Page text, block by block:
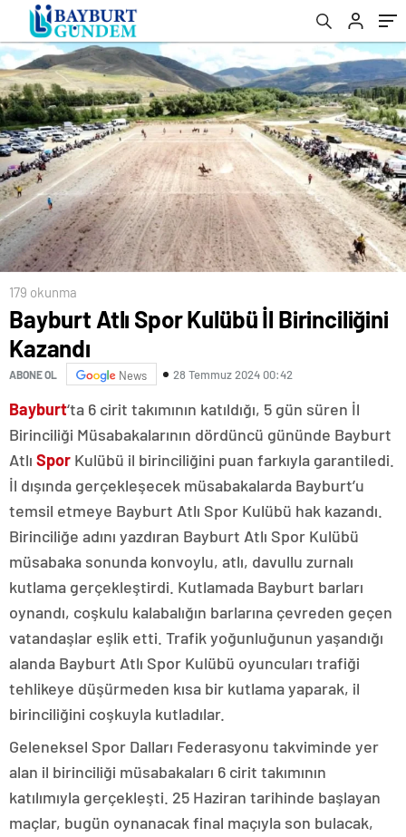
179 okunma
Bayburt Atlı Spor Kulübü İl Birinciliğini
Kazandı
ABONE OL News 28 Temmuz 2024 00:42
Bayburt‘ta 6 cirit takımının katıldığı, 5 gün süren İl
Birinciliği Müsabakalarının dördüncü gününde Bayburt
Atlı Spor Kulübü il birinciliğini puan farkıyla garantiledi.
İl dışında gerçekleşecek müsabakalarda Bayburt’u
temsil etmeye Bayburt Atlı Spor Kulübü hak kazandı.
Birinciliğe adını yazdıran Bayburt Atlı Spor Kulübü
müsabaka sonunda konvoylu, atlı, davullu zurnalı
kutlama gerçekleştirdi. Kutlamada Bayburt barları
oynandı, coşkulu kalabalığın barlarına çevreden geçen
vatandaşlar eşlik etti. Trafik yoğunluğunun yaşandığı
alanda Bayburt Atlı Spor Kulübü oyuncuları trafiği
tehlikeye düşürmeden kısa bir kutlama yaparak, il
birinciliğini coşkuyla kutladılar.
Geleneksel Spor Dalları Federasyonu takviminde yer
alan il birinciliği müsabakaları 6 cirit takımının
katılımıyla gerçekleşti. 25 Haziran tarihinde başlayan
maçlar, bugün oynanacak final maçıyla son bulacak,